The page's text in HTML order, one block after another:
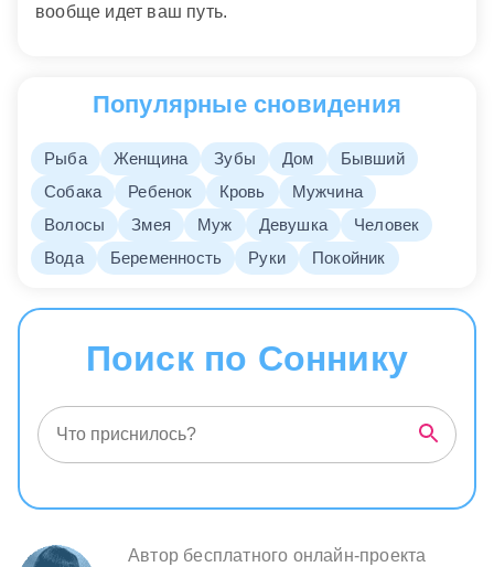
вообще идет ваш путь.
Популярные сновидения
Рыба Женщина Зубы Дом
Бывший
Собака
Ребенок Кровь
Мужчина
Волосы
Змея Муж Девушка
Человек
Вода
Беременность Руки Покойник
Поиск по Соннику
Автор бесплатного онлайн-проекта